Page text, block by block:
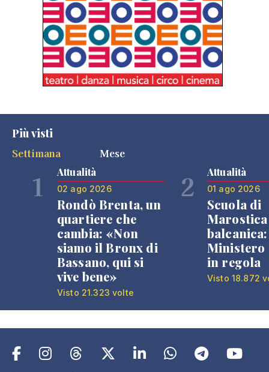
Più visti
Settimana
Mese
1 Attualità
02 ago 2026
Rondò Brenta, un
quartiere che
cambia: «Non
siamo il Bronx di
Bassano, qui si
vive bene»
Visto 21.323 volte
2 Attualità
01 ago 2026
Scuola di
Ministero
in regola
Visto 18.872